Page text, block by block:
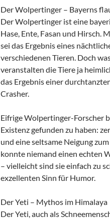
Der Wolpertinger – Bayerns
Der Wolpertinger ist eine
Hase, Ente, Fasan und Hirsch.
sei das Ergebnis eines
verschiedenen Tieren. Doch
veranstalten die Tiere ja
das Ergebnis einer
Crasher.
Eifrige Wolpertinger-Forscher
Existenz gefunden zu haben:
und eine seltsame Neigung
konnte niemand einen echten
– vielleicht sind sie einfach zu
exzellenten Sinn für Humor.
Der Yeti – Mythos im Himalaya
Der Yeti, auch als